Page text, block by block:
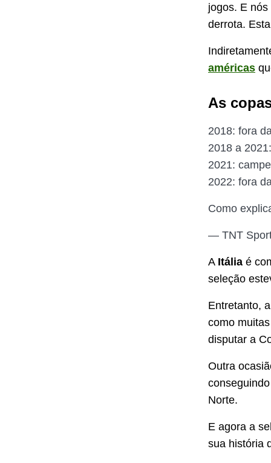
jogos. E
derrota.
américas
As
2018: fora
2018 a
2021:
2022: fora
Como
— TNT
A Itália é
seleção
Entretanto,
como
disputar a
Outra
Norte.
E agora a
sua história